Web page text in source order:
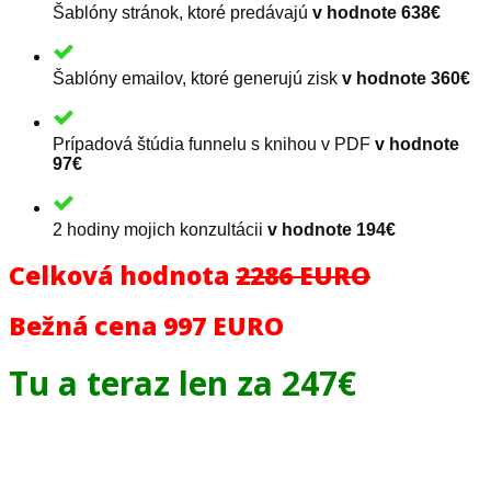
Šablóny stránok, ktoré predávajú v hodnote 638€
Šablóny emailov, ktoré generujú zisk v hodnote 360€
Prípadová štúdia funnelu s knihou v PDF v hodnote
97€
2 hodiny mojich konzultácii v hodnote 194€
Celková hodnota 2286 EURO
Bežná cena 997 EURO
Tu a teraz len za 247€